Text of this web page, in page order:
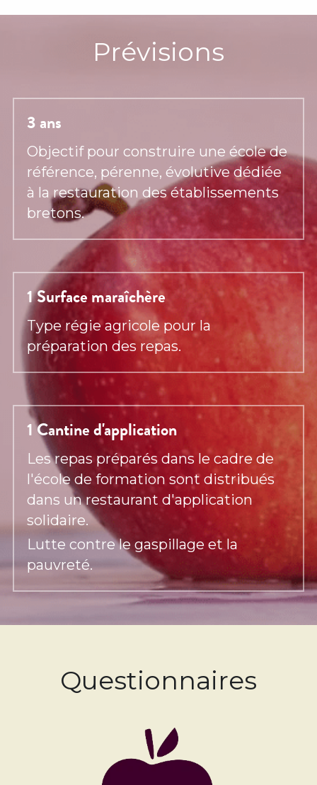
Prévisions
3 ans
Objectif pour construire une école de
référence, pérenne, évolutive dédiée
à la restauration des établissements
bretons.
1 Surface maraîchère
Type régie agricole pour la
préparation des repas.
1 Cantine d'application
Les repas préparés dans le cadre de
l'école de formation sont distribués
dans un restaurant d'application
solidaire.
Lutte contre le gaspillage et la
pauvreté.
Questionnaires